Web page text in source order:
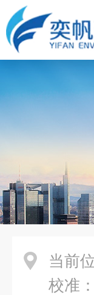
当前
校准